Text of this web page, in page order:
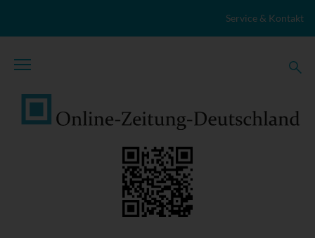
Service & Kontakt